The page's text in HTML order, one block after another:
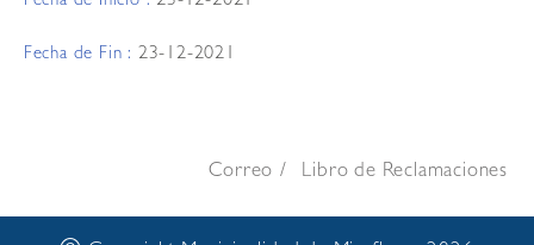
Fecha de Fin : 23-12-2021
Correo Libro de Reclamaciones